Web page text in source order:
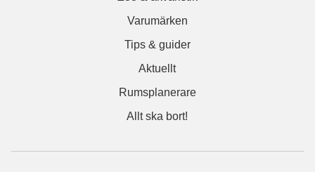
Varumärken
Tips & guider
Aktuellt
Rumsplanerare
Allt ska bort!